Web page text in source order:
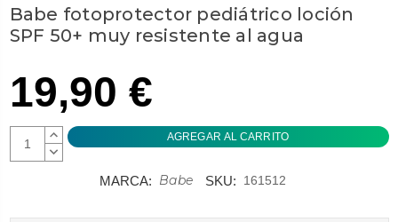
Babe fotoprotector pediátrico loción
SPF 50+ muy resistente al agua
19,90 €
AUMENTAR
CANTIDAD:
DISMINUIR
MARCA: Babe SKU: 161512